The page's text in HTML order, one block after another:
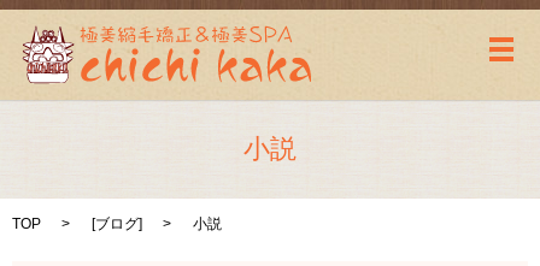
メ
小説
TOP [ブログ] 小説